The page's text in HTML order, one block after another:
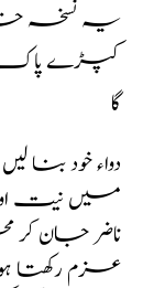
یہ نسخہ
کپڑے پاک
گا
دواء خود بنا
میں نیت
ناضر جان
عزم رکھتا